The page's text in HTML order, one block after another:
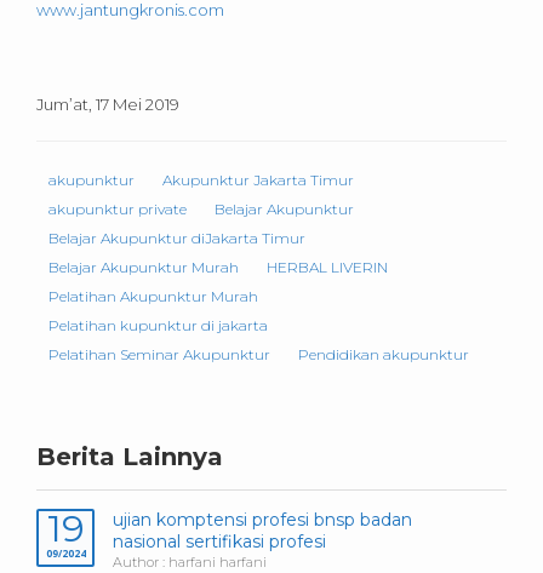
www.jantungkronis.com
Jum’at, 17 Mei 2019
akupunktur
Akupunktur Jakarta Timur
akupunktur private
Belajar Akupunktur
Belajar Akupunktur diJakarta Timur
Belajar Akupunktur Murah
HERBAL LIVERIN
Pelatihan Akupunktur Murah
Pelatihan kupunktur di jakarta
Pelatihan Seminar Akupunktur
Pendidikan akupunktur
Berita Lainnya
19
09/2024
ujian komptensi profesi bnsp badan
nasional sertifikasi profesi
Author : harfani harfani